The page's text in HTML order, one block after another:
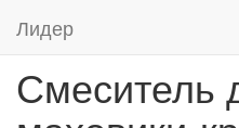
Лидер
умывальников
Смеситель